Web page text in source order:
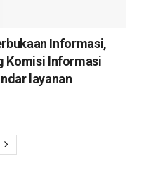
Informasi,
Komisi Informasi
layanan